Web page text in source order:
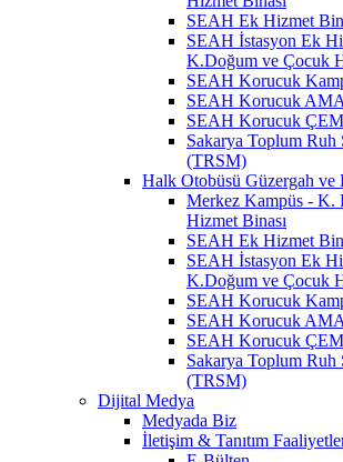
SEAH Ek Hizmet
SEAH İstasyon Ek
K.Doğum ve Çocuk
SEAH Korucuk
SEAH Korucuk
SEAH Korucuk
Sakarya Toplum Ruh
(TRSM)
Halk Otobüsü Güzergah
Merkez Kampüs - K.
Hizmet Binası
SEAH Ek Hizmet
SEAH İstasyon Ek
K.Doğum ve Çocuk
SEAH Korucuk
SEAH Korucuk
SEAH Korucuk
Sakarya Toplum Ruh
(TRSM)
Dijital Medya
Medyada Biz
İletişim & Tanıtım